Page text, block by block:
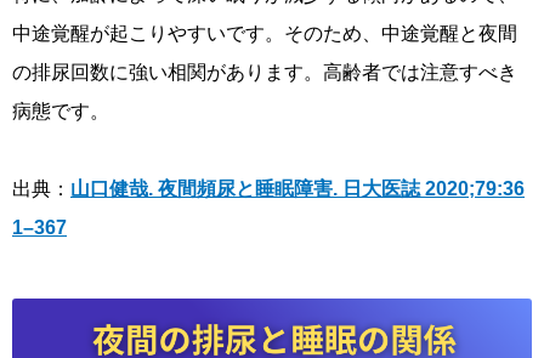
中途覚醒が起こりやすいです。そのため、中途覚醒と夜間
の排尿回数に強い相関があります。高齢者では注意すべき
病態です。
出典： 山口健哉. 夜間頻尿と睡眠障害. 日大医誌 2020;79:36
1–367